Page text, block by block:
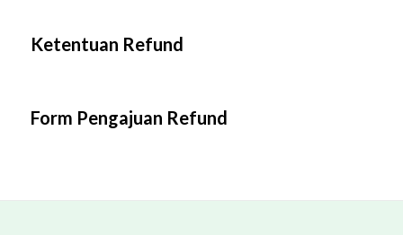
Ketentuan Refund
Form Pengajuan Refund